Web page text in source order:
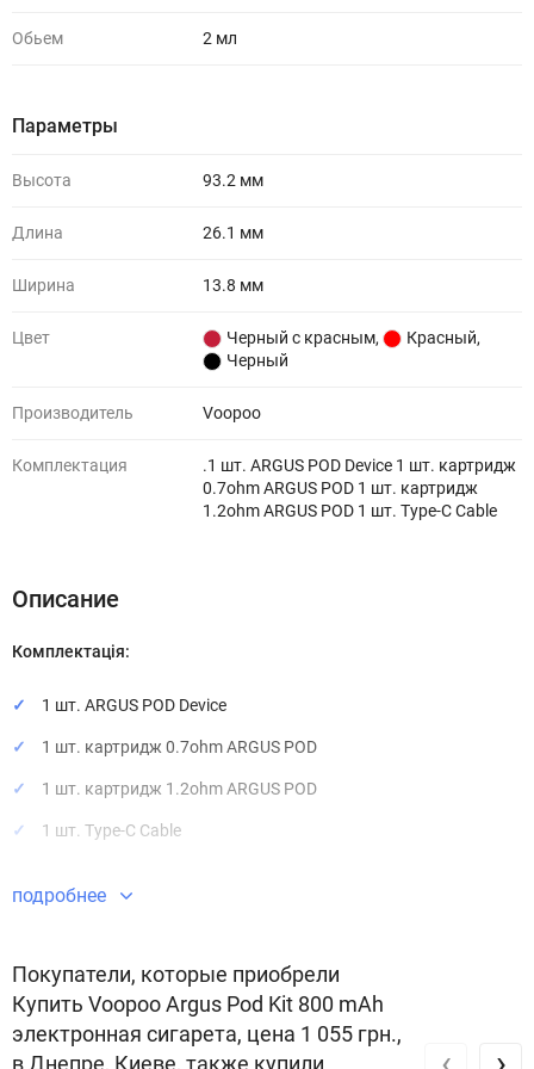
Обьем 2 мл
Параметры
Высота 93.2 мм
Длина 26.1 мм
Ширина 13.8 мм
Цвет Черный с красным, Красный,
Черный
Производитель Voopoo
Комплектация
.1 шт. ARGUS POD Device 1 шт. картридж
0.7ohm ARGUS POD 1 шт. картридж
1.2ohm ARGUS POD 1 шт. Type-C Cable
Описание
Комплектація:
1 шт. ARGUS POD Device
1 шт. картридж 0.7ohm ARGUS POD
1 шт. картридж 1.2ohm ARGUS POD
1 шт. Type-C Cable
Стартовий набір Voopoo Argus Pod виконаний у найкращих
становить 93,2*26, 1*13,8 мм, що дозволяє його сміливо
віднести до категорії компактних пристроїв.
подробнее
Покупатели, которые приобрели
Купить Voopoo Argus Pod Kit 800 mAh
электронная сигарета, цена 1 055 грн.,
в Днепре, Киеве, также купили